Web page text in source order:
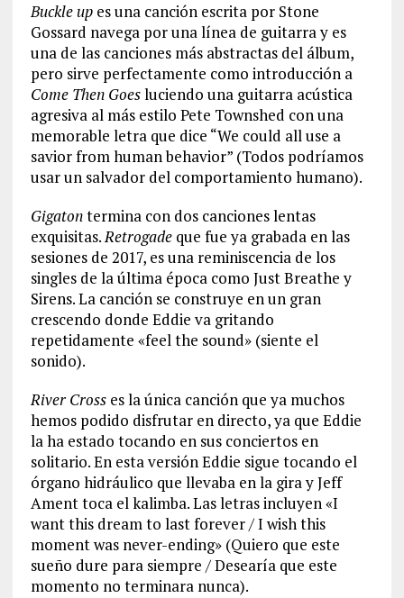
Buckle upes una canción escrita por Stone
Gossard navega por una línea de guitarra y es
una de las canciones más abstractas del álbum,
pero sirve perfectamente como introducción a
Come Then Goesluciendo una guitarra acústica
agresiva al más estilo Pete Townshed con una
memorable letra que dice “We could all use a
savior from human behavior” (Todos podríamos
usar un salvador del comportamiento humano).
Gigatontermina con dos canciones lentas
exquisitas.Retrogadeque fue ya grabada en las
sesiones de 2017, es una reminiscencia de los
singles de la última época como Just Breathe y
Sirens. La canción se construye en un gran
crescendo donde Eddie va gritando
repetidamente «feel the sound» (siente el
sonido).
River Crosses la única canción que ya muchos
hemos podido disfrutar en directo, ya que Eddie
la ha estado tocando en sus conciertos en
solitario. En esta versión Eddie sigue tocando el
órgano hidráulico que llevaba en la gira y Jeff
Ament toca el kalimba. Las letras incluyen «I
want this dream to last forever / I wish this
moment was never-ending» (Quiero que este
sueño dure para siempre / Desearía que este
momento no terminara nunca).